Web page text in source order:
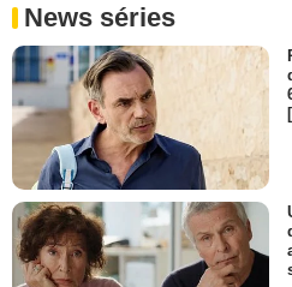
News séries